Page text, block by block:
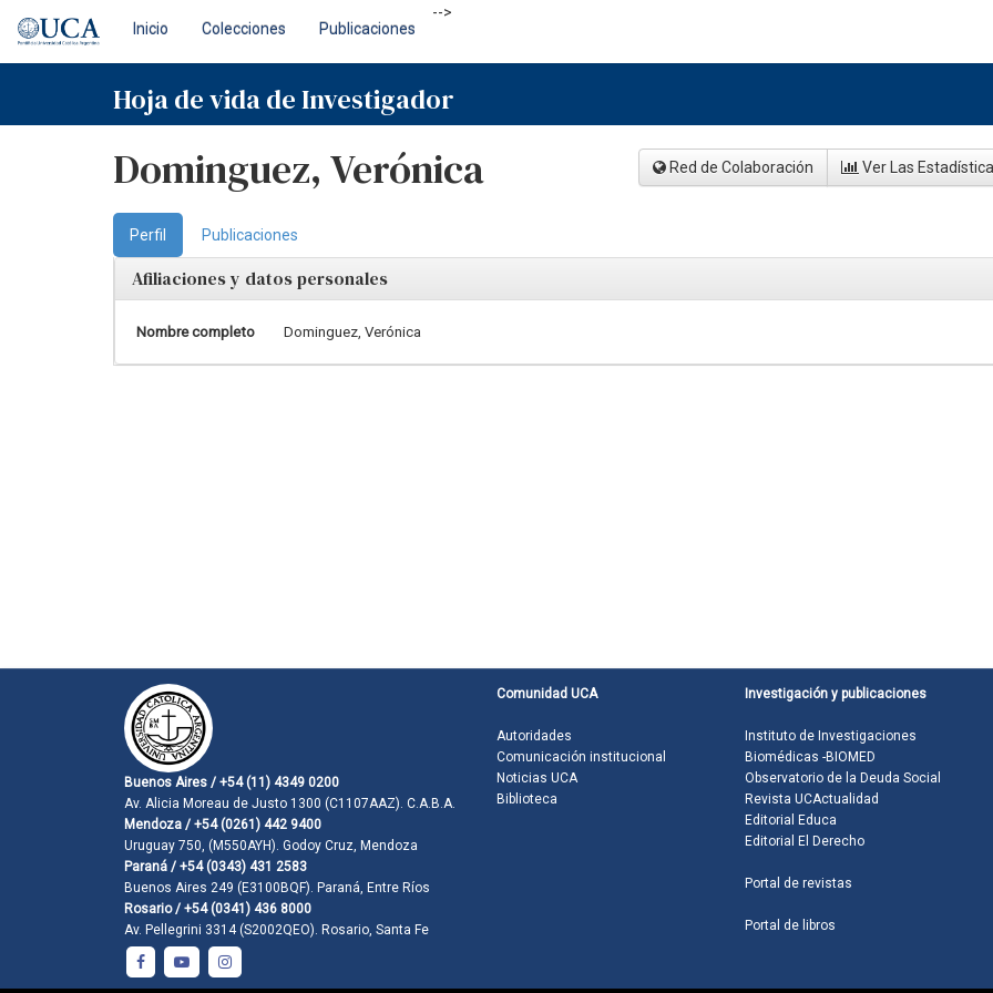
navigation
Inicio Colecciones Publicaciones
-->
Hoja de vida de Investigador
Dominguez, Verónica Red de Colaboración Ver Las
Perfil Publicaciones
Afiliaciones y datos personales
Nombre completo Dominguez, Verónica
Buenos Aires / +54 (11) 4349 0200
Av. Alicia Moreau de Justo 1300 (C1107AAZ). C.A.B.A.
Mendoza / +54 (0261) 442 9400
Uruguay 750, (M550AYH). Godoy Cruz, Mendoza
Paraná / +54 (0343) 431 2583
Buenos Aires 249 (E3100BQF). Paraná, Entre Ríos
Rosario / +54 (0341) 436 8000
Av. Pellegrini 3314 (S2002QEO). Rosario, Santa Fe
Comunidad UCA
Autoridades
Comunicación institucional
Noticias UCA
Biblioteca
Investigación y publicaciones
Instituto de Investigaciones
Biomédicas -BIOMED
Observatorio de la Deuda Social
Revista UCActualidad
Editorial Educa
Editorial El Derecho
Portal de revistas
Portal de libros